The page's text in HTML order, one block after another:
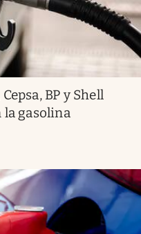
BP y Shell
la gasolina